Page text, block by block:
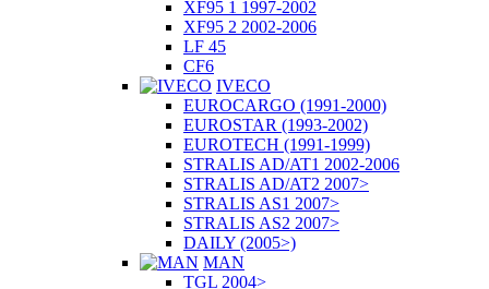
XF95 1 1997-2002
XF95 2 2002-2006
LF 45
CF6
IVECO
EUROCARGO (1991-2000)
EUROSTAR (1993-2002)
EUROTECH (1991-1999)
STRALIS AD/AT1 2002-2006
STRALIS AD/AT2 2007>
STRALIS AS1 2007>
STRALIS AS2 2007>
DAILY (2005>)
MAN
TGL 2004>